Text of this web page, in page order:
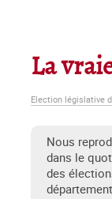
La
Election législative
Nous
dans le
des